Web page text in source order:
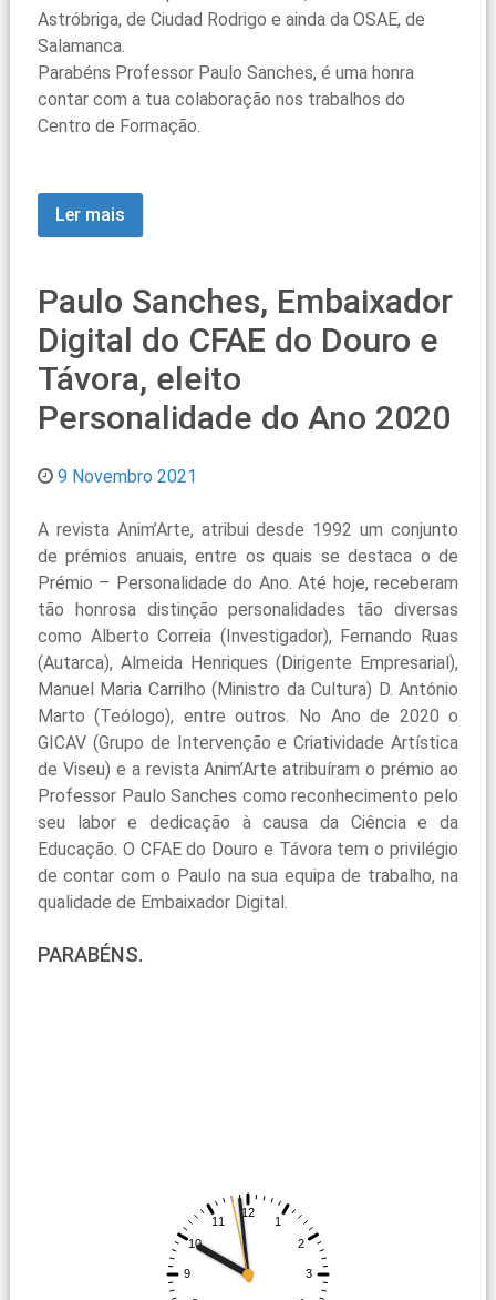
Astróbriga, de Ciudad Rodrigo e ainda da OSAE, de
Salamanca.
Parabéns Professor Paulo Sanches, é uma honra
contar com a tua colaboração nos trabalhos do
Centro de Formação.
Ler mais
Paulo Sanches, Embaixador
Digital do CFAE do Douro e
Távora, eleito
Personalidade do Ano 2020
9 Novembro 2021
A revista Anim’Arte, atribui desde 1992 um conjunto
de prémios anuais, entre os quais se destaca o de
Prémio – Personalidade do Ano. Até hoje, receberam
tão honrosa distinção personalidades tão diversas
como Alberto Correia (Investigador), Fernando Ruas
(Autarca), Almeida Henriques (Dirigente Empresarial),
Manuel Maria Carrilho (Ministro da Cultura) D. António
Marto (Teólogo), entre outros. No Ano de 2020 o
GICAV (Grupo de Intervenção e Criatividade Artística
de Viseu) e a revista Anim’Arte atribuíram o prémio ao
Professor Paulo Sanches como reconhecimento pelo
seu labor e dedicação à causa da Ciência e da
Educação. O CFAE do Douro e Távora tem o privilégio
de contar com o Paulo na sua equipa de trabalho, na
qualidade de Embaixador Digital.
PARABÉNS.